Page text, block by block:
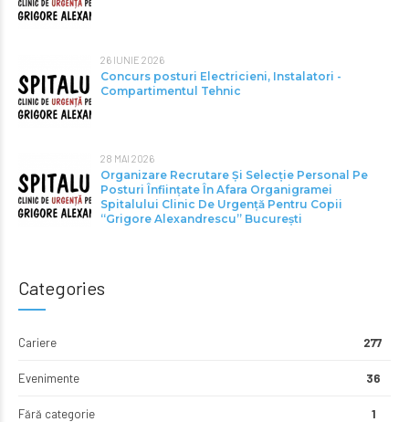
26 IUNIE 2026
Concurs posturi Electricieni, Instalatori -
Compartimentul Tehnic
28 MAI 2026
Organizare Recrutare Și Selecție Personal Pe
Posturi Înființate În Afara Organigramei
Spitalului Clinic De Urgență Pentru Copii
“Grigore Alexandrescu” Bucureşti
Categories
Cariere 277
Evenimente 36
Fără categorie 1